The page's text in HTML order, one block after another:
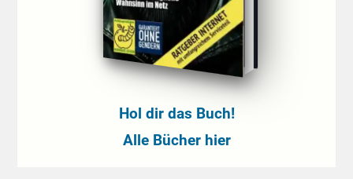
Hol dir das Buch!
Alle Bücher hier